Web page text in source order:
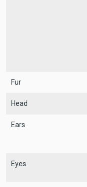
Fur
Head
Ears
Eyes